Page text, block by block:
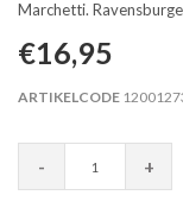
Marchetti.
€16,95
ARTIKELCODE
- +